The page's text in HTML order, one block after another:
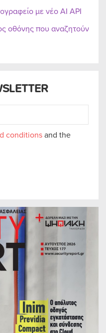
conditionsand the
με νέο AI API
οθόνης που αναζητούν